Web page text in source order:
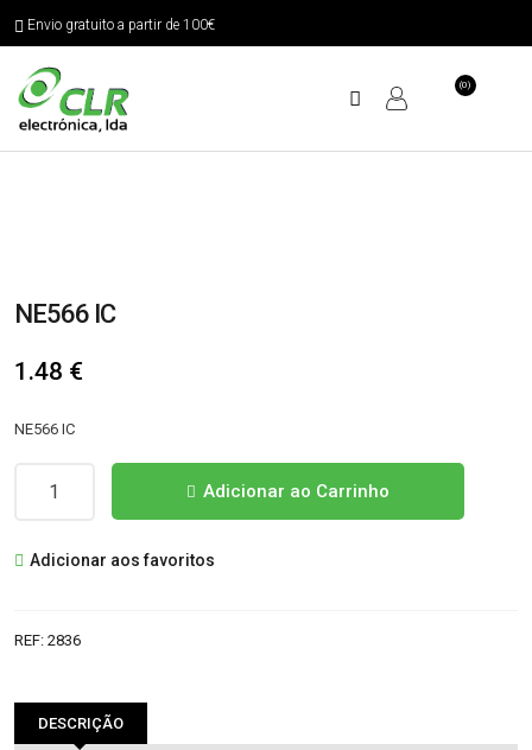
Envio gratuito a partir de 100€
(0)
NE566 IC
1.48 €
NE566 IC
IC
Adicionar ao Carrinho
Adicionar aos favoritos
REF: 2836
DESCRIÇÃO